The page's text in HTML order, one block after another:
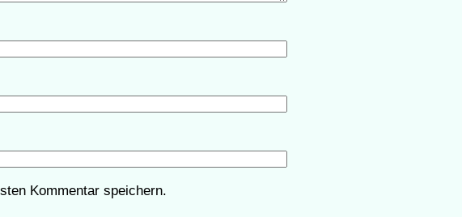
Kommentar speichern.